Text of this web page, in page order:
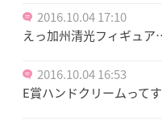
2016.10.04 17:10
えっ加州清光フィギ
2016.10.04 16:53
E賞ハンドクリームって